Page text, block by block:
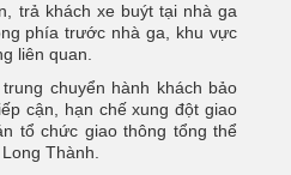
trả khách xe buýt tại nhà ga
phía trước nhà ga, khu vực
liên quan.
chuyển hành khách bảo
cận, hạn chế xung đột giao
tổ chức giao thông tổng thể
Thành.